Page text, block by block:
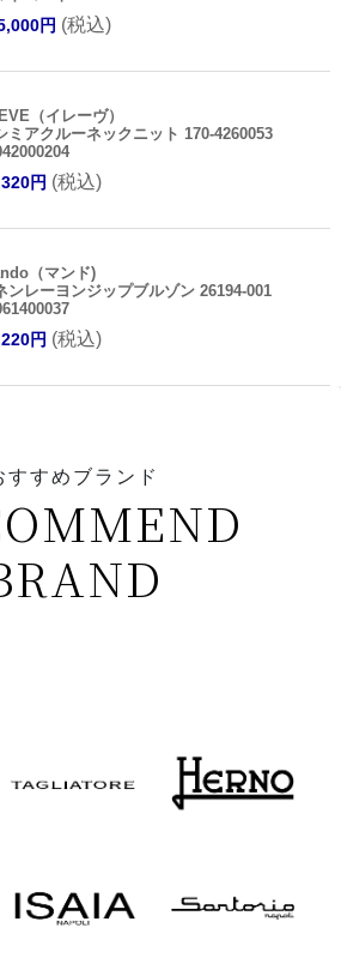
円 (税込)
（イレーヴ）
ミアクルーネックニット 170-4260053
円 (税込)
（マンド)
ンレーヨンジップブルゾン 26194-001
円 (税込)
すすめブランド